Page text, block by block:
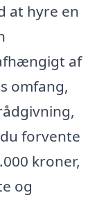
at hyre en
af
omfang,
forvente
kroner,
og